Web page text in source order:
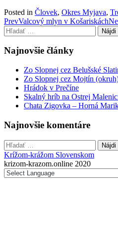
Posted in Človek, Okres Myjava,
Post
navigation
PrevValcový mlyn v Košariskách
Hľadať:
Najnovšie články
Zo Slopnej cez Belušské
Zo Slopnej cez Mojtín
Hrádok v Prečíne
Skalný hríb na Ostrej
Chata Zigovka – Horná
Najnovšie komentáre
Hľadať:
Krížom-krážom Slovenskom
krizom-krazom.online 2020